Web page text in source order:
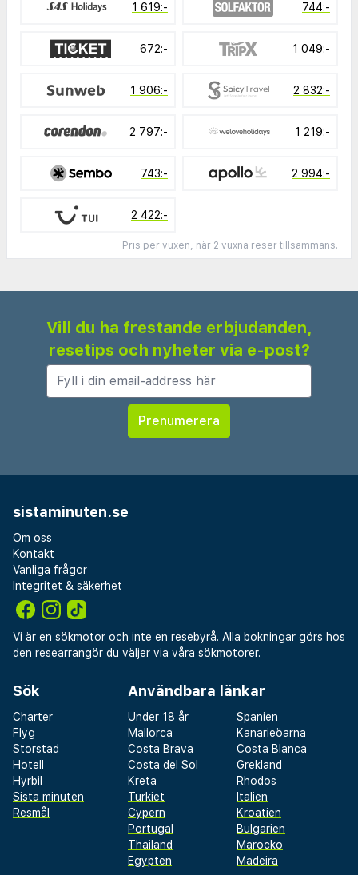
1 619:- 744:-
672:- 1 049:-
1 906:- 2 832:-
2 797:- 1 219:-
743:- 2 994:-
2 422:-
Pris per vuxen, när 2 vuxna reser tillsammans.
Vill du ha frestande erbjudanden,
resetips och nyheter via e-post?
sistaminuten.se
Om oss
Kontakt
Vanliga frågor
Integritet & säkerhet
Vi är en sökmotor och inte en resebyrå. Alla bokningar görs hos
den researrangör du väljer via våra sökmotorer.
Sök
Charter
Flyg
Storstad
Hotell
Hyrbil
Sista minuten
Resmål
Användbara länkar
Under 18 år
Spanien
Mallorca
Kanarieöarna
Costa Brava
Costa Blanca
Costa del Sol
Grekland
Kreta
Rhodos
Turkiet
Italien
Cypern
Kroatien
Portugal
Bulgarien
Thailand
Marocko
Egypten
Madeira